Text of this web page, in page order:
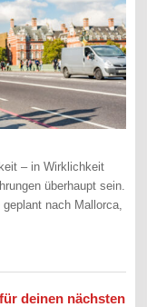
– in Wirklichkeit
überhaupt sein.
nach Mallorca,
deinen nächsten